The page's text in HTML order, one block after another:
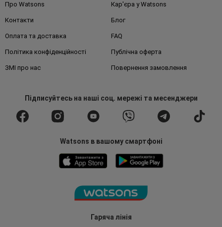
Гаряча лінія
Про Watsons Кар'єра у Watsons
Контакти Блог
Оплата та доставка FAQ
Політика конфіденційності Публічна оферта
ЗМІ про нас Повернення замовлення
Підписуйтесьна наші соц. мережі та месенджери
Watsons в вашому смартфоні